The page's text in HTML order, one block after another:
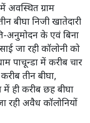
अवस्थित ग्राम
बीघा निजी खातेदारी
अनुमोदन के एवं बिना
जा रही कॉलोनी को
पाचून्डा में करीब चार
तीन बीघा,
में ही करीब छह बीघा
रही अवैध कॉलोनियों